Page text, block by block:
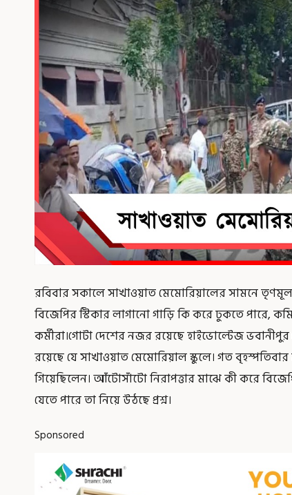
রবিবার সকালে সাখাওয়াত মেমোরিয়ালের সামনে
বিজেপির স্টিকার লাগানো গাড়ি কি করে ঢুকতে পারে,
কর্মীরা।গোটা দেশের নজর রয়েছে হাইভোল্টেজ ভবানীপুর
রয়েছে যে সাখাওয়াত মেমোরিয়াল স্কুলে। গত
গিয়েছিলেন। আঁটোসাঁটো নিরাপত্তার মাঝে কী করে
যেতে পারে তা নিয়ে উঠছে প্রশ্ন।
Sponsored